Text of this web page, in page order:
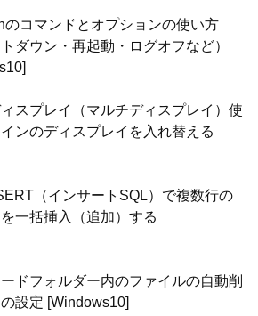
のコマンドとオプションの使い方
トダウン・再起動・ログオフなど）
スプレイ（マルチディスプレイ）使
ンのディスプレイを入れ替える
（インサートSQL）で複数行の
一括挿入（追加）する
ドフォルダー内のファイルの自動削
設定 [Windows10]